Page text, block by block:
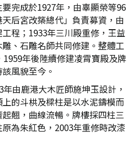
完成於1927年，由辜顯榮等96
后宮改築總代」負責募資，由
程；1933年三川殿重修，王益
、石雕名師共同修建。整體工
年後陸續修建凌霄寶殿及牌
風貌至今。
由鹿港大木匠師施坤玉設計，
的斗栱及樑柱是以水泥鑄模而
翹，曲線流暢。牌樓採四柱三
為朱紅色，2003年重修時改漆